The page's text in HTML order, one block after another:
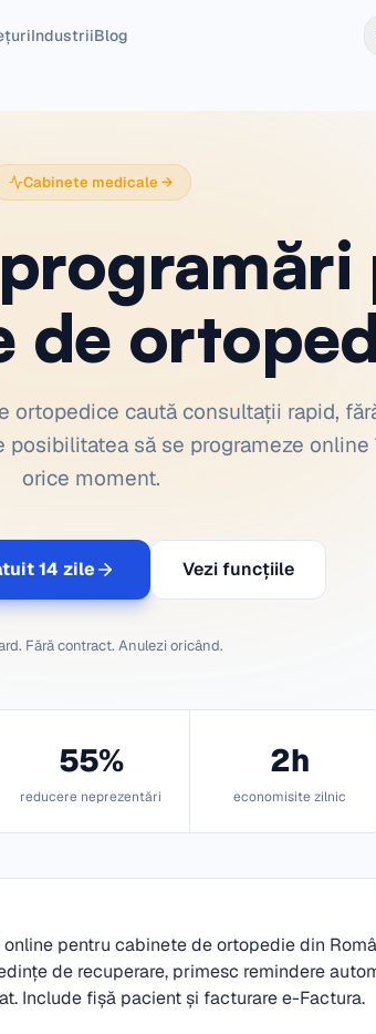
IndustriiBlog
Cabinete medicale→
de
ortopedice caută consultații rapid,
posibilitatea să se programeze online
orice moment.
14 zile Vezi funcțiile
Fără contract. Anulezi oricând.
55%
reducere neprezentări
2h
economisite zilnic
pentru cabinete de ortopedie din
de recuperare, primesc remindere
Include fișă pacient și facturare e-Factura.